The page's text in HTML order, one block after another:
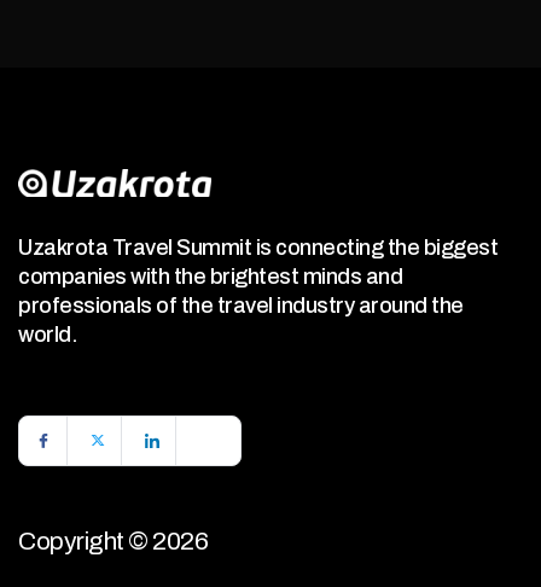
Uzakrota Travel Summit is connecting the biggest
companies with the brightest minds and
professionals of the travel industry around the
world.
Copyright © 2026